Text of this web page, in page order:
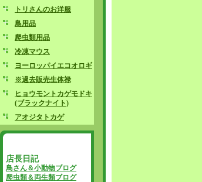
トリさんのお洋服
鳥用品
爬虫類用品
冷凍マウス
ヨーロッパイエコオロギ
※過去販売生体禄
ヒョウモントカゲモドキ
(ブラックナイト)
アオジタトカゲ
店長日記
鳥さん＆小動物ブログ
爬虫類＆両生類ブログ